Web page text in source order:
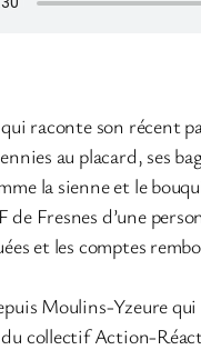
raconte son récent
au placard, ses
la sienne et le
de Fresnes d’une
et les comptes
Moulins-Yzeure
collectif Action-